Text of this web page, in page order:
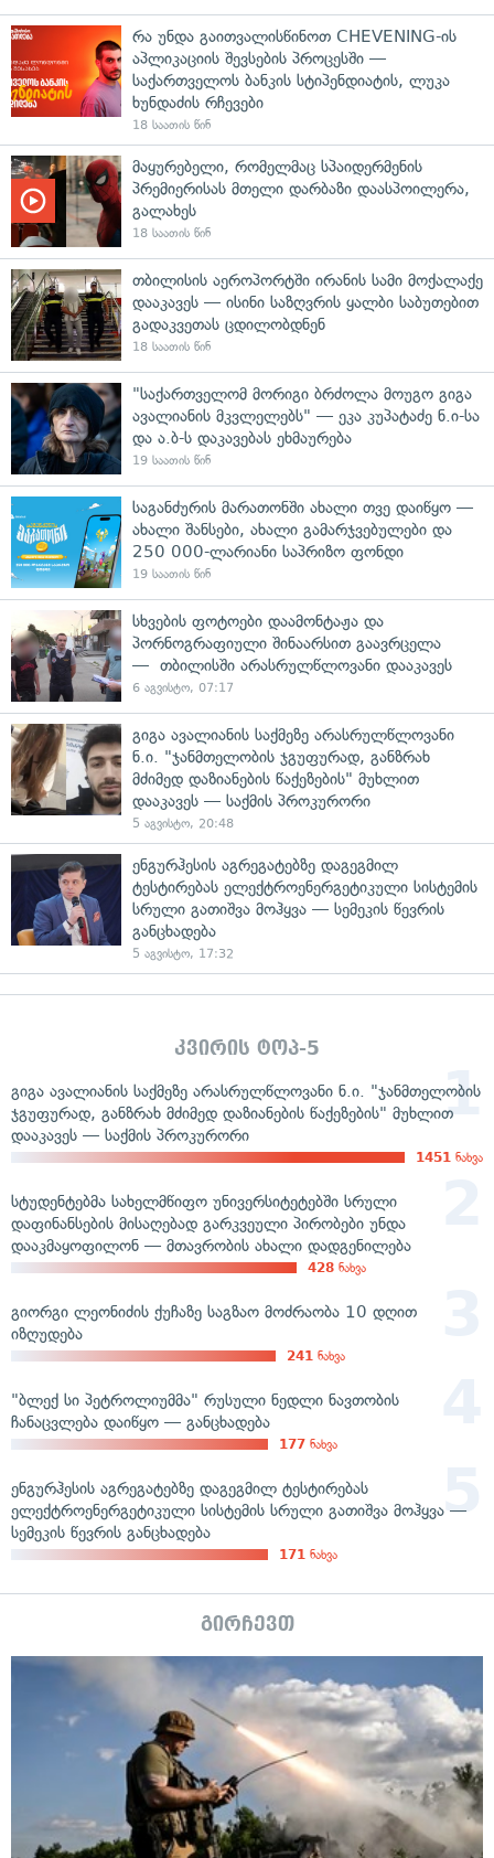
რა უნდა გაითვალისწინოთ CHEVENING-ის
აპლიკაციის შევსების პროცესში —
საქართველოს ბანკის სტიპენდიატის, ლუკა
ხუნდაძის რჩევები
18 საათის წინ
მაყურებელი, რომელმაც სპაიდერმენის
პრემიერისას მთელი დარბაზი დაასპოილერა,
გალახეს
18 საათის წინ
თბილისის აეროპორტში ირანის სამი მოქალაქე
დააკავეს — ისინი საზღვრის ყალბი საბუთებით
გადაკვეთას ცდილობდნენ
18 საათის წინ
"საქართველომ მორიგი ბრძოლა მოუგო გიგა
ავალიანის მკვლელებს" — ეკა კუპატაძე ნ.ი-სა
და ა.ბ-ს დაკავებას ეხმაურება
19 საათის წინ
საგანძურის მარათონში ახალი თვე დაიწყო —
ახალი შანსები, ახალი გამარჯვებულები და
250 000-ლარიანი საპრიზო ფონდი
19 საათის წინ
სხვების ფოტოები დაამონტაჟა და
პორნოგრაფიული შინაარსით გაავრცელა
— თბილისში არასრულწლოვანი დააკავეს
6 აგვისტო, 07:17
გიგა ავალიანის საქმეზე არასრულწლოვანი
ნ.ი. "ჯანმთელობის ჯგუფურად, განზრახ
მძიმედ დაზიანების წაქეზების" მუხლით
დააკავეს — საქმის პროკურორი
5 აგვისტო, 20:48
ენგურჰესის აგრეგატებზე დაგეგმილ
ტესტირებას ელექტროენერგეტიკული სისტემის
სრული გათიშვა მოჰყვა — სემეკის წევრის
განცხადება
5 აგვისტო, 17:32
კვირის ტოპ-5
გიგა ავალიანის საქმეზე არასრულწლოვანი ნ.ი. "ჯანმთელობის
ჯგუფურად, განზრახ მძიმედ დაზიანების წაქეზების" მუხლით
დააკავეს — საქმის პროკურორი
1451 ნახვა
სტუდენტებმა სახელმწიფო უნივერსიტეტებში სრული
დაფინანსების მისაღებად გარკვეული პირობები უნდა
დააკმაყოფილონ — მთავრობის ახალი დადგენილება
428 ნახვა
გიორგი ლეონიძის ქუჩაზე საგზაო მოძრაობა 10 დღით
იზღუდება
241 ნახვა
"ბლექ სი პეტროლიუმმა" რუსული ნედლი ნავთობის
ჩანაცვლება დაიწყო — განცხადება
177 ნახვა
ენგურჰესის აგრეგატებზე დაგეგმილ ტესტირებას
ელექტროენერგეტიკული სისტემის სრული გათიშვა მოჰყვა —
სემეკის წევრის განცხადება
171 ნახვა
გირჩევთ